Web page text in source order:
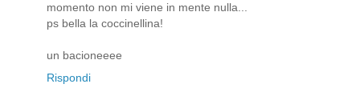
momento non mi viene in mente nulla...
ps bella la coccinellina!
un bacioneeee
Rispondi